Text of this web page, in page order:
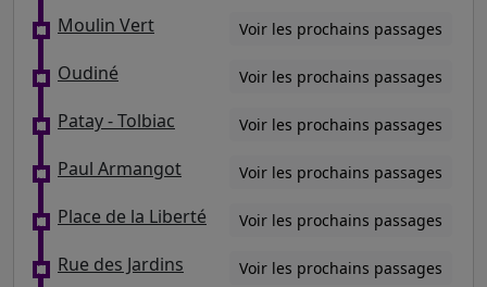
Moulin Vert Voir les prochains passages
Oudiné Voir les prochains passages
Patay - Tolbiac Voir les prochains passages
Paul Armangot Voir les prochains passages
Place de la Liberté Voir les prochains passages
Rue des Jardins Voir les prochains passages